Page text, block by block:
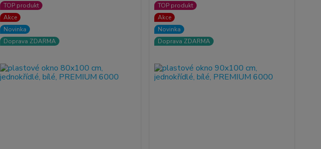
TOP produkt
Akce
Novinka
Doprava ZDARMA
TOP produkt
Akce
Novinka
Doprava ZDARMA